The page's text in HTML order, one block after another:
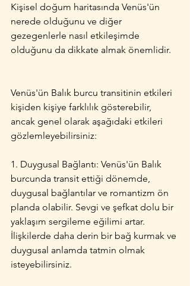
Kişisel doğum haritasında Venüs'ün
nerede olduğunu ve diğer
gezegenlerle nasıl etkileşimde
olduğunu da dikkate almak önemlidir.
Venüs'ün Balık burcu transitinin etkileri
kişiden kişiye farklılık gösterebilir,
ancak genel olarak aşağıdaki etkileri
gözlemleyebilirsiniz:
1. Duygusal Bağlantı: Venüs'ün Balık
burcunda transit ettiği dönemde,
duygusal bağlantılar ve romantizm ön
planda olabilir. Sevgi ve şefkat dolu bir
yaklaşım sergileme eğilimi artar.
İlişkilerde daha derin bir bağ kurmak ve
duygusal anlamda tatmin olmak
isteyebilirsiniz.